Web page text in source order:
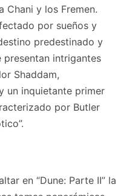
Chani y los Fremen.
por sueños y
predestinado y
intrigantes
Shaddam,
un inquietante primer
por Butler
en “Dune: Parte II” la